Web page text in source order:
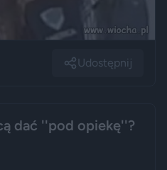
Udostępnij
dać ''pod opiekę''?